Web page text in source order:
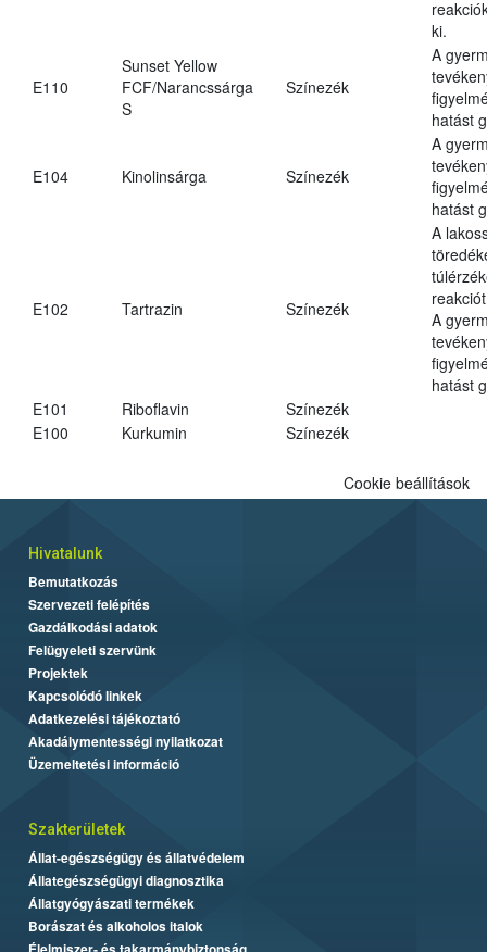
ki.
E110
Sunset Yellow
FCF/Narancssárga
S
Színezék
A
hatást
E104 Kinolinsárga Színezék
A
hatást
E102 Tartrazin Színezék
A
A
hatást
E101
Riboflavin
Színezék
E100
Kurkumin Színezék
Cookie beállítások
Hivatalunk
Bemutatkozás
Szervezeti felépítés
Gazdálkodási adatok
Felügyeleti szervünk
Projektek
Kapcsolódó linkek
Adatkezelési tájékoztató
Akadálymentességi nyilatkozat
Üzemeltetési információ
Szakterületek
Állat-egészségügy és állatvédelem
Állategészségügyi diagnosztika
Állatgyógyászati termékek
Borászat és alkoholos italok